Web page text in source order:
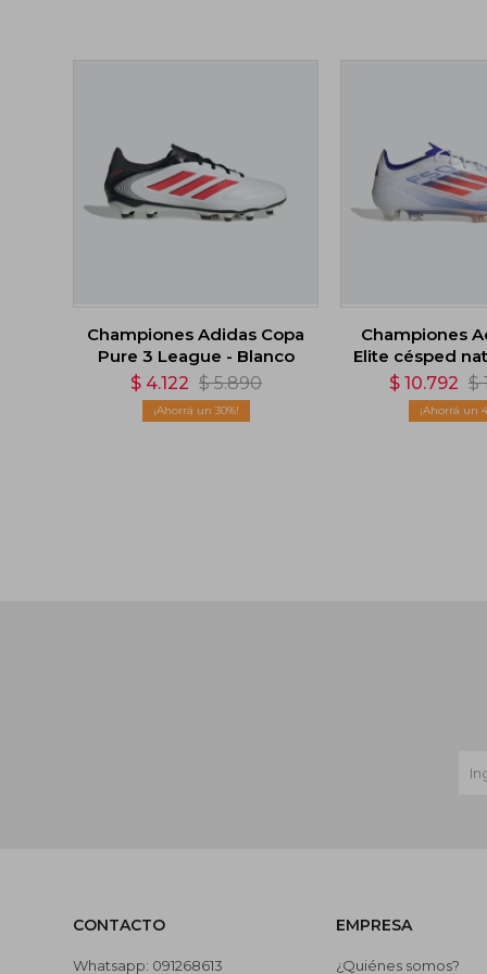
Championes Adidas Copa
Pure 3 League - Blanco
$ 4.122 $ 5.890
30
Championes
Elite césped
$ 10.792 $
CONTACTO
Whatsapp: 091268613
EMPRESA
¿Quiénes somos?